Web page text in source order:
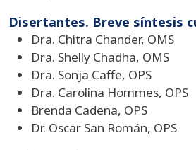
Disertantes. Breve síntesis
Dra. Chitra Chander, OMS
Dra. Shelly Chadha, OMS
Dra. Sonja Caffe, OPS
Dra. Carolina Hommes, OPS
Brenda Cadena, OPS
Dr. Oscar San Román, OPS